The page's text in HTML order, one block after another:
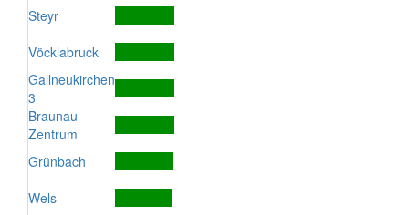
Steyr
Vöcklabruck
Gallneukirchen
3
Braunau
Zentrum
Grünbach
Wels